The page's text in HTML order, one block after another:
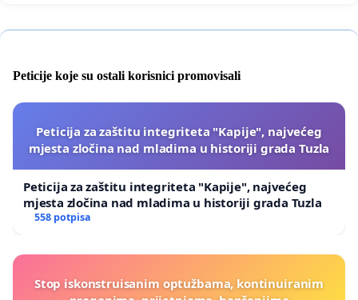
Peticije koje su ostali korisnici promovisali
Peticija za zaštitu integriteta "Kapije", najvećeg
mjesta zločina nad mladima u historiji grada Tuzla
Peticija za zaštitu integriteta "Kapije", najvećeg
mjesta zločina nad mladima u historiji grada Tuzla
558 potpisa
Stop iskonstruisanim optužbama, kontinuiranim